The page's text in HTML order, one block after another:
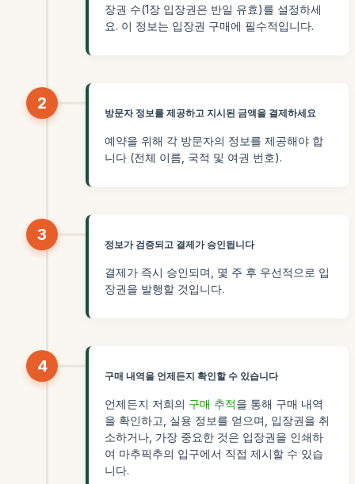
장권 수(1장 입장권은 반일 유효)를 설정하세
요. 이 정보는 입장권 구매에 필수적입니다.
2
방문자 정보를 제공하고 지시된 금액을 결제하세요
예약을 위해 각 방문자의 정보를 제공해야 합
니다 (전체 이름, 국적 및 여권 번호).
3
정보가 검증되고 결제가 승인됩니다
결제가 즉시 승인되며, 몇 주 후 우선적으로 입
장권을 발행할 것입니다.
4
구매 내역을 언제든지 확인할 수 있습니다
언제든지 저희의 구매 추적을 통해 구매 내역
을 확인하고, 실용 정보를 얻으며, 입장권을 취
소하거나, 가장 중요한 것은 입장권을 인쇄하
여 마추픽추의 입구에서 직접 제시할 수 있습
니다.